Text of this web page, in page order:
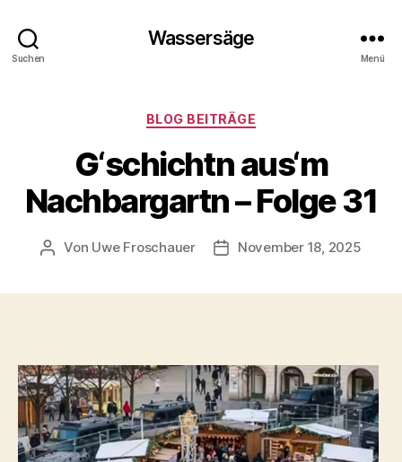
Suchen
Wassersäge
Menü
Kategorien
BLOG BEITRÄGE
G‘schichtn aus‘m
Nachbargartn – Folge 31
Beitragsautor
Von Uwe Froschauer Beitragsdatum
November 18, 2025